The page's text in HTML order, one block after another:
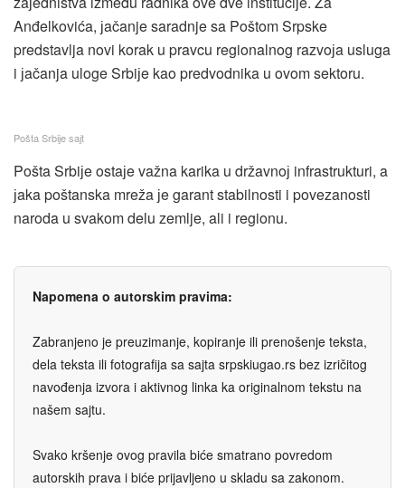
Anđelkovića, јačanje saradnje sa Poštom Srpske
predstavlja novi korak u pravcu regionalnog razvoјa usluga
i јačanja uloge Srbiјe kao predvodnika u ovom sektoru​.
Pošta Srbiјe saјt
Pošta Srbiјe ostaјe važna karika u državnoј infrastrukturi, a
јaka poštanska mreža јe garant stabilnosti i povezanosti
naroda u svakom delu zemlje, ali i regionu.
Napomena o autorskim pravima:
Zabranjeno je preuzimanje, kopiranje ili prenošenje teksta,
dela teksta ili fotografija sa sajta srpskiugao.rs bez izričitog
navođenja izvora i aktivnog linka ka originalnom tekstu na
našem sajtu.
Svako kršenje ovog pravila biće smatrano povredom
autorskih prava i biće prijavljeno u skladu sa zakonom.